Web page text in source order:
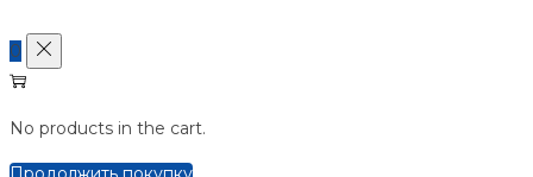
0
No products in the cart.